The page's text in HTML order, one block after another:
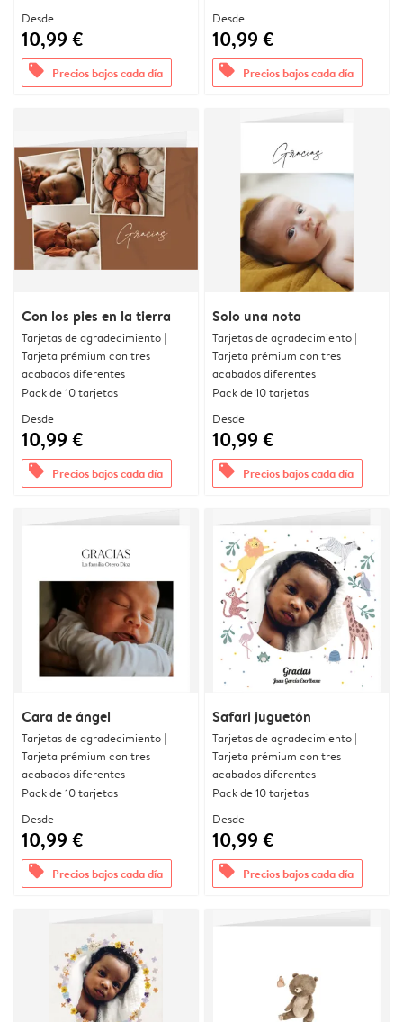
Desde
10,99 €
offers Precios bajos cada día
Desde
10,99 €
offers Precios bajos cada día
Con los pies en la tierra
Tarjetas de agradecimiento |
Tarjeta prémium con tres
acabados diferentes
Pack de 10 tarjetas
Desde
10,99 €
offers Precios bajos cada día
Solo una nota
Tarjetas de agradecimiento |
Tarjeta prémium con tres
acabados diferentes
Pack de 10 tarjetas
Desde
10,99 €
offers Precios bajos cada día
Cara de ángel
Tarjetas de agradecimiento |
Tarjeta prémium con tres
acabados diferentes
Pack de 10 tarjetas
Desde
10,99 €
offers Precios bajos cada día
Safari juguetón
Tarjetas de agradecimiento |
Tarjeta prémium con tres
acabados diferentes
Pack de 10 tarjetas
Desde
10,99 €
offers Precios bajos cada día